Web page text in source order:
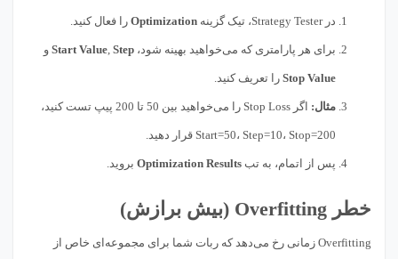
در Strategy Tester، تیک گزینه Optimization را فعال کنید.
برای هر پارامتری که می‌خواهید بهینه شود، Start Value, Step و
Stop Value را تعریف کنید.
مثال: اگر Stop Loss را می‌خواهید بین 50 تا 200 پیپ تست کنید،
Start=50، Step=10، Stop=200 قرار دهید.
پس از اتمام، به تب Optimization Results بروید.
خطر Overfitting (بیش برازش)
Overfitting زمانی رخ می‌دهد که ربات شما برای مجموعه‌ای خاص از